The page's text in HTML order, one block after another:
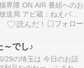
界隈 ON AIR 番組へのお
送局 アビ蔵：ねえバス
こまるしぇ」やるんだっ
城県の日立市で７月の
たまらないわね。 アビ
ントって、なんだかほっ
～でし♪
29の埼玉は 今日のお話